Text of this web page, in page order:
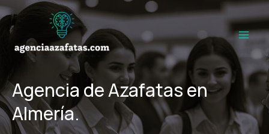
Ir
al
contenido
Main
Agencia de Azafatas en
Almería.